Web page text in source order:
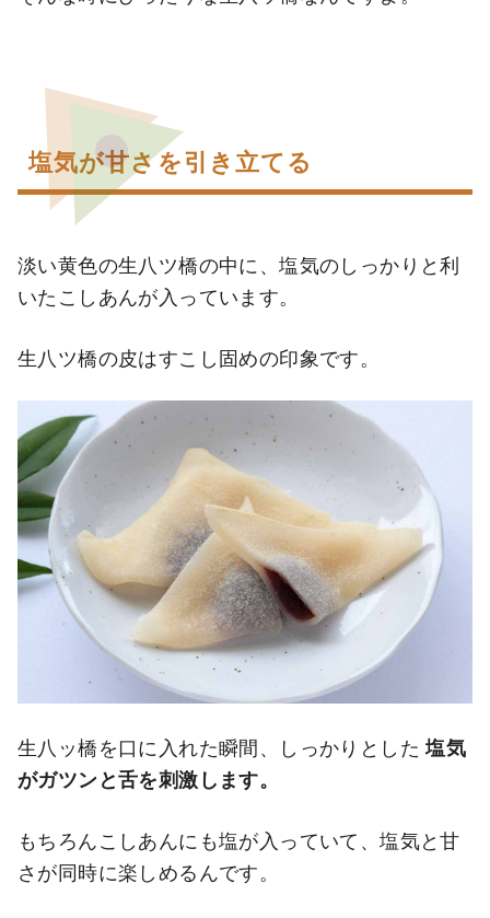
塩気が甘さを引き立てる
淡い黄色の生八ツ橋の中に、塩気のしっかりと利
いたこしあんが入っています。
生八ツ橋の皮はすこし固めの印象です。
生八ッ橋を口に入れた瞬間、しっかりとした 塩気
がガツンと舌を刺激します。
もちろんこしあんにも塩が入っていて、塩気と甘
さが同時に楽しめるんです。